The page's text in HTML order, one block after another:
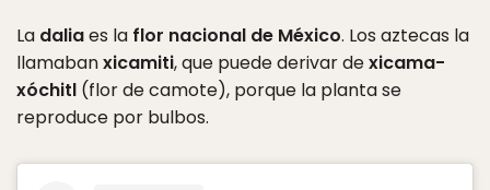
La daliaes la flor nacional de México. Los aztecas la
llamabanxicamiti, que puede derivar dexicama-
xóchitl (flor de camote), porque la planta se
reproduce por bulbos.